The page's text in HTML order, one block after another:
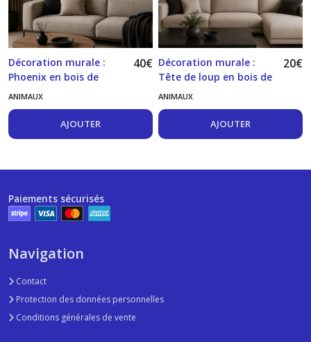
Décoration murale :
Phoenix en bois de
tilleul
40€
ANIMAUX
AJOUTER
Décoration murale :
Tête de loup en bois de
tilleul
20€
ANIMAUX
AJOUTER
Paiements sécurisés
Navigation
Contact
Protection des données personnelles
Conditions générales de vente